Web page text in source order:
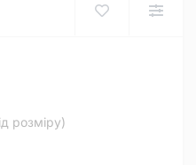
розміру)